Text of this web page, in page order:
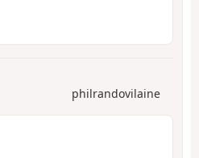
philrandovilaine